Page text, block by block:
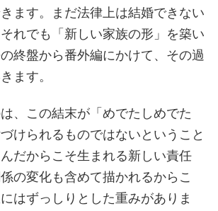
ます。まだ法律上は結婚できない
れでも「新しい家族の形」を築い
終盤から番外編にかけて、その過
ます。
、この結末が「めでたしめでた
けられるものではないということ
だからこそ生まれる新しい責任
の変化も含めて描かれるからこ
はずっしりとした重みがありま